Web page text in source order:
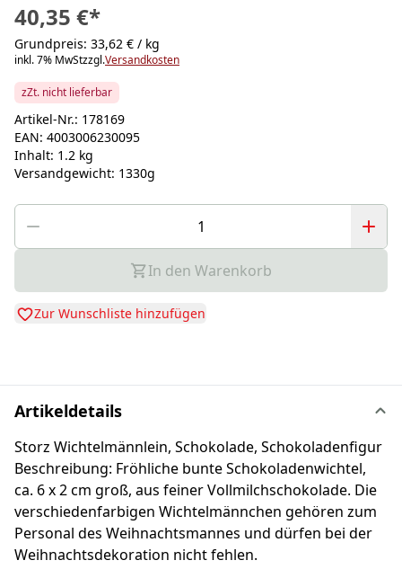
40,35 €*
Grundpreis: 33,62 € / kg
inkl. 7% MwStzzgl.Versandkosten
zZt. nicht lieferbar
Artikel-Nr.: 178169
EAN: 4003006230095
Inhalt: 1.2 kg
Versandgewicht: 1330g
In den Warenkorb
Zur Wunschliste hinzufügen
Artikeldetails
Storz Wichtelmännlein, Schokolade, Schokoladenfigur
Beschreibung: Fröhliche bunte Schokoladenwichtel,
ca. 6 x 2 cm groß, aus feiner Vollmilchschokolade. Die
verschiedenfarbigen Wichtelmännchen gehören zum
Personal des Weihnachtsmannes und dürfen bei der
Weihnachtsdekoration nicht fehlen.